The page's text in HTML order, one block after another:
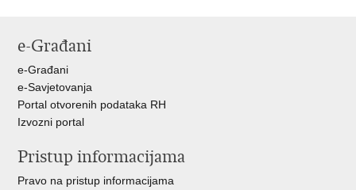
Facebooku
X-
e-Građani
e-Građani
e-Savjetovanja
Portal otvorenih podataka RH
Izvozni portal
Pristup informacijama
Pravo na pristup informacijama